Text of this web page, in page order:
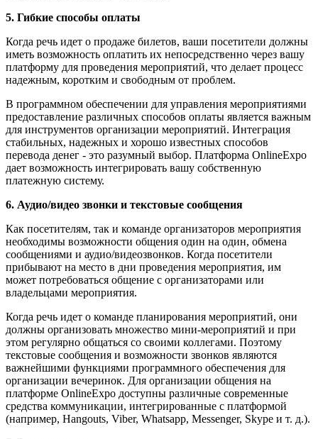
5. Гибкие способы оплаты
Когда речь идет о продаже билетов, ваши посетители должны
иметь возможность оплатить их непосредственно через вашу
платформу для проведения мероприятий, что делает процесс
надежным, коротким и свободным от проблем.
В программном обеспечении для управления мероприятиями
предоставление различных способов оплаты является важным
для инструментов организации мероприятий. Интеграция
стабильных, надежных и хорошо известных способов
перевода денег - это разумный выбор. Платформа OnlineExpo
дает возможность интегрировать вашу собственную
платежную систему.
6. Аудио/видео звонки и текстовые сообщения
Как посетителям, так и команде организаторов мероприятия
необходимы возможности общения один на один, обмена
сообщениями и аудио/видеозвонков. Когда посетители
прибывают на место в дни проведения мероприятия, им
может потребоваться общение с организаторами или
владельцами мероприятия.
Когда речь идет о команде планирования мероприятий, они
должны организовать множество мини-мероприятий и при
этом регулярно общаться со своими коллегами. Поэтому
текстовые сообщения и возможности звонков являются
важнейшими функциями программного обеспечения для
организации вечеринок. Для организации общения на
платформе OnlineExpo доступны различные современные
средства коммуникации, интегрированные с платформой
(например, Hangouts, Viber, Whatsapp, Messenger, Skype и т. д.).